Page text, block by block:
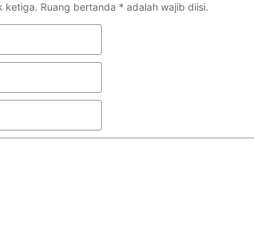
ketiga. Ruang bertanda * adalah wajib diisi.